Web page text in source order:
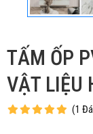
TẤM ỐP
VẬT LIỆU
(1